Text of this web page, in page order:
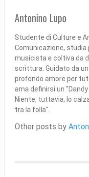
Antonino Lupo
Studente di Culture e
Comunicazione,
musicista e coltiva da
scrittura. Guidato da
profondo amore per
ama definirsi un
Niente, tuttavia, lo
tra la folla".
Other posts by